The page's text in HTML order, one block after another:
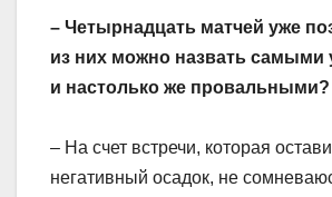
– Четырнадцать матчей уже
из них можно назвать
и настолько же провальными?
– На счет встречи, которая
негативный осадок, не